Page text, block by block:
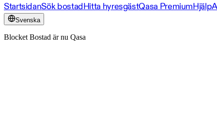
StartsidanSök bostadHitta hyresgästQasa PremiumHjälp
Svenska
Blocket Bostad är nu Qasa